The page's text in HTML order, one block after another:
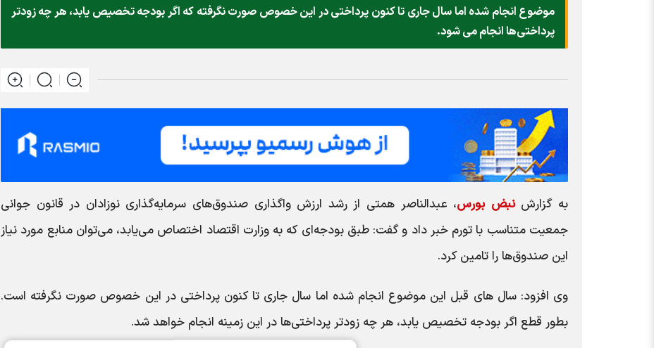
موضوع انجام شده اما سال جاری تا کنون پرداختی در این خصوص صورت نگرفته که اگر بودجه تخصیص یابد، هر چه زودتر
پرداختی‌ها انجام می شود.
به گزارش نبض بورس، عبدالناصر همتی از رشد ارزش واگذاری صندوق‌های سرمایه‌گذاری نوزادان در قانون جوانی
جمعیت متناسب با تورم خبر داد و گفت: طبق بودجه‌ای که به وزارت اقتصاد اختصاص می‌یابد، می‌توان منابع مورد نیاز
این صندوق‌ها را تامین کرد.
وی افزود: سال های قبل این موضوع انجام شده اما سال جاری تا کنون پرداختی در این خصوص صورت نگرفته است.
بطور قطع اگر بودجه تخصیص یابد، هر چه زودتر پرداختی‌ها در این زمینه انجام خواهد شد.